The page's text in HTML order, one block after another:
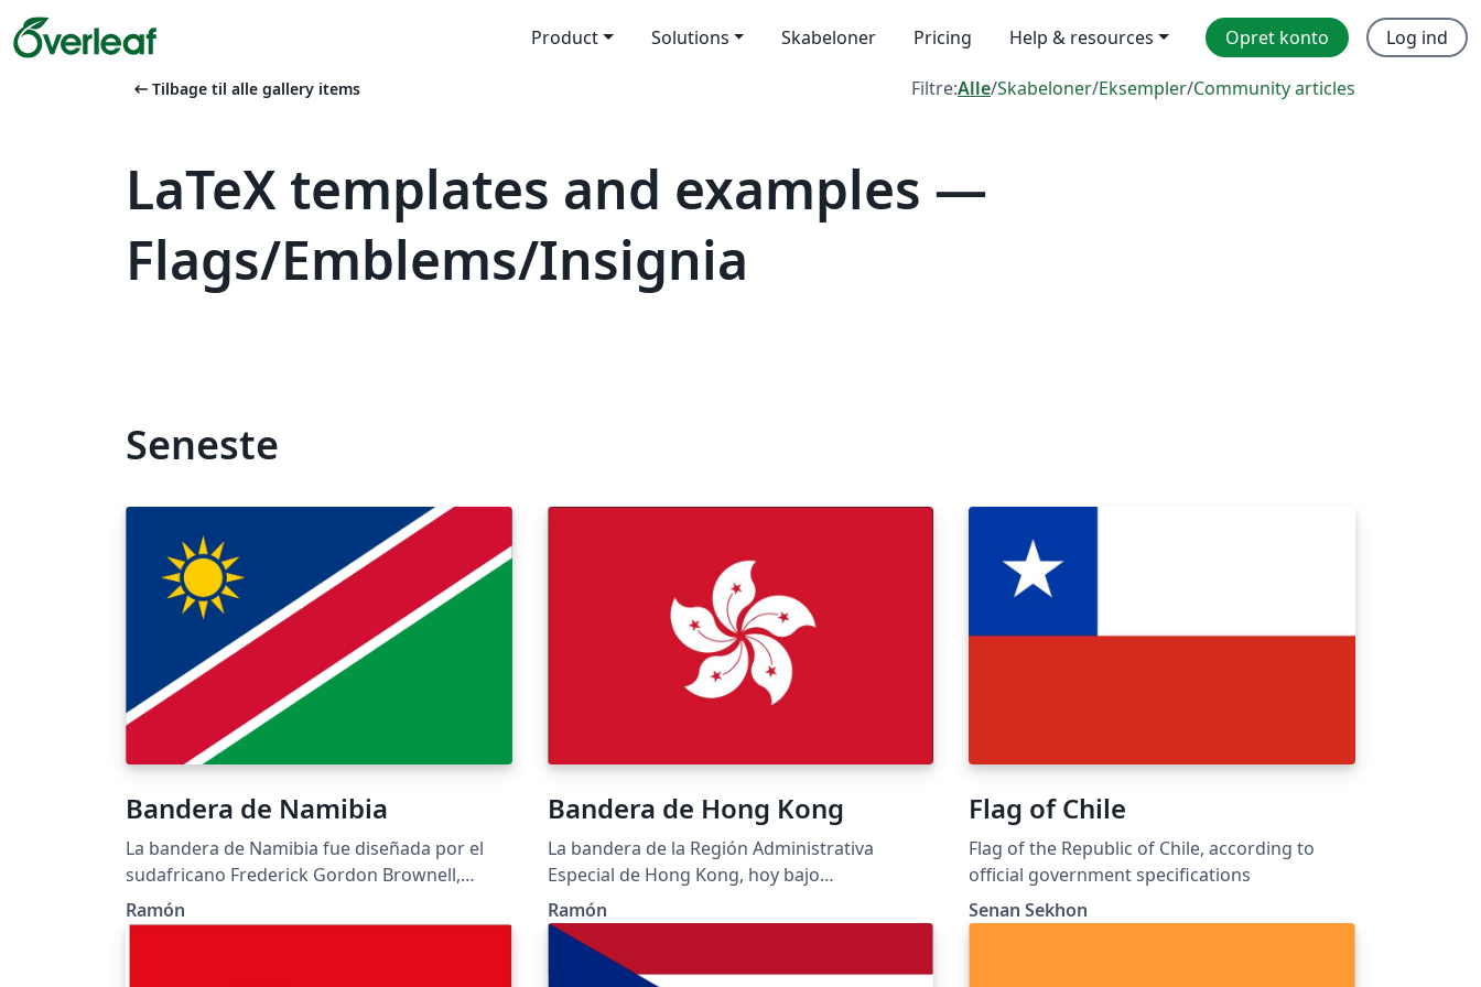
Product Solutions Skabeloner Pricing Help & resources Opret konto Log ind
arrow_left_alt Tilbage til alle gallery items Filtre:Alle/Skabeloner/Eksempler/Community articles
LaTeX templates and examples —
Flags/Emblems/Insignia
Seneste
Bandera de Namibia
La bandera de Namibia fue diseñada por el
sudafricano Frederick Gordon Brownell,
funcionario de la Oficina Nacional de
Heráldica de Sudáfrica, cuando dicha nación
Ramón
Bandera de Hong Kong
La bandera de la Región Administrativa
Especial de Hong Kong, hoy bajo
administración de la República Popular China,
fue adoptada el día 4 de abril de 1990 en la
Tercera Sesión del Congreso Nacional del
Pueblo y fue izada oficialmente el 1 de julio de
Ramón
Flag of Chile
Flag of the Republic of Chile, according to
official government specifications
Senan Sekhon